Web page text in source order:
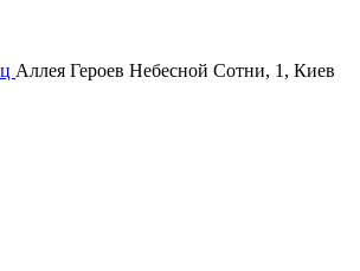
Аллея Героев Небесной Сотни, 1, Киев